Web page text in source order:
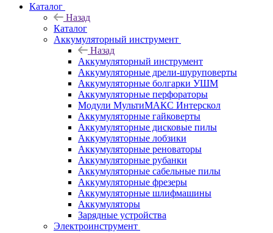
Каталог
Назад
Каталог
Аккумуляторный инструмент
Назад
Аккумуляторный инструмент
Аккумуляторные дрели-шуруповерты
Аккумуляторные болгарки УШМ
Аккумуляторные перфораторы
Модули МультиМАКС Интерскол
Аккумуляторные гайковерты
Аккумуляторные дисковые пилы
Аккумуляторные лобзики
Аккумуляторные реноваторы
Аккумуляторные рубанки
Аккумуляторные сабельные пилы
Аккумуляторные фрезеры
Аккумуляторные шлифмашины
Аккумуляторы
Зарядные устройства
Электроинструмент